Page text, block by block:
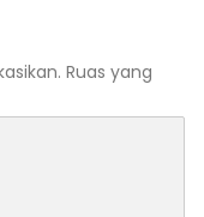
Ruas yang